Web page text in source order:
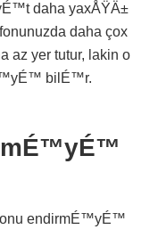
daha yaxÅŸÄ±
daha çox
az yer tutur, lakin o
bilÉ™r.
endirmÉ™yÉ™